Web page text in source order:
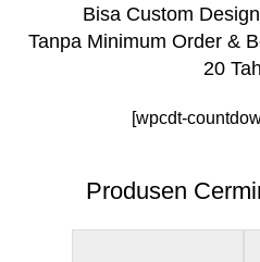
Bisa Custom
Tanpa Minimum Order &
20
[wpcdt-
Produsen